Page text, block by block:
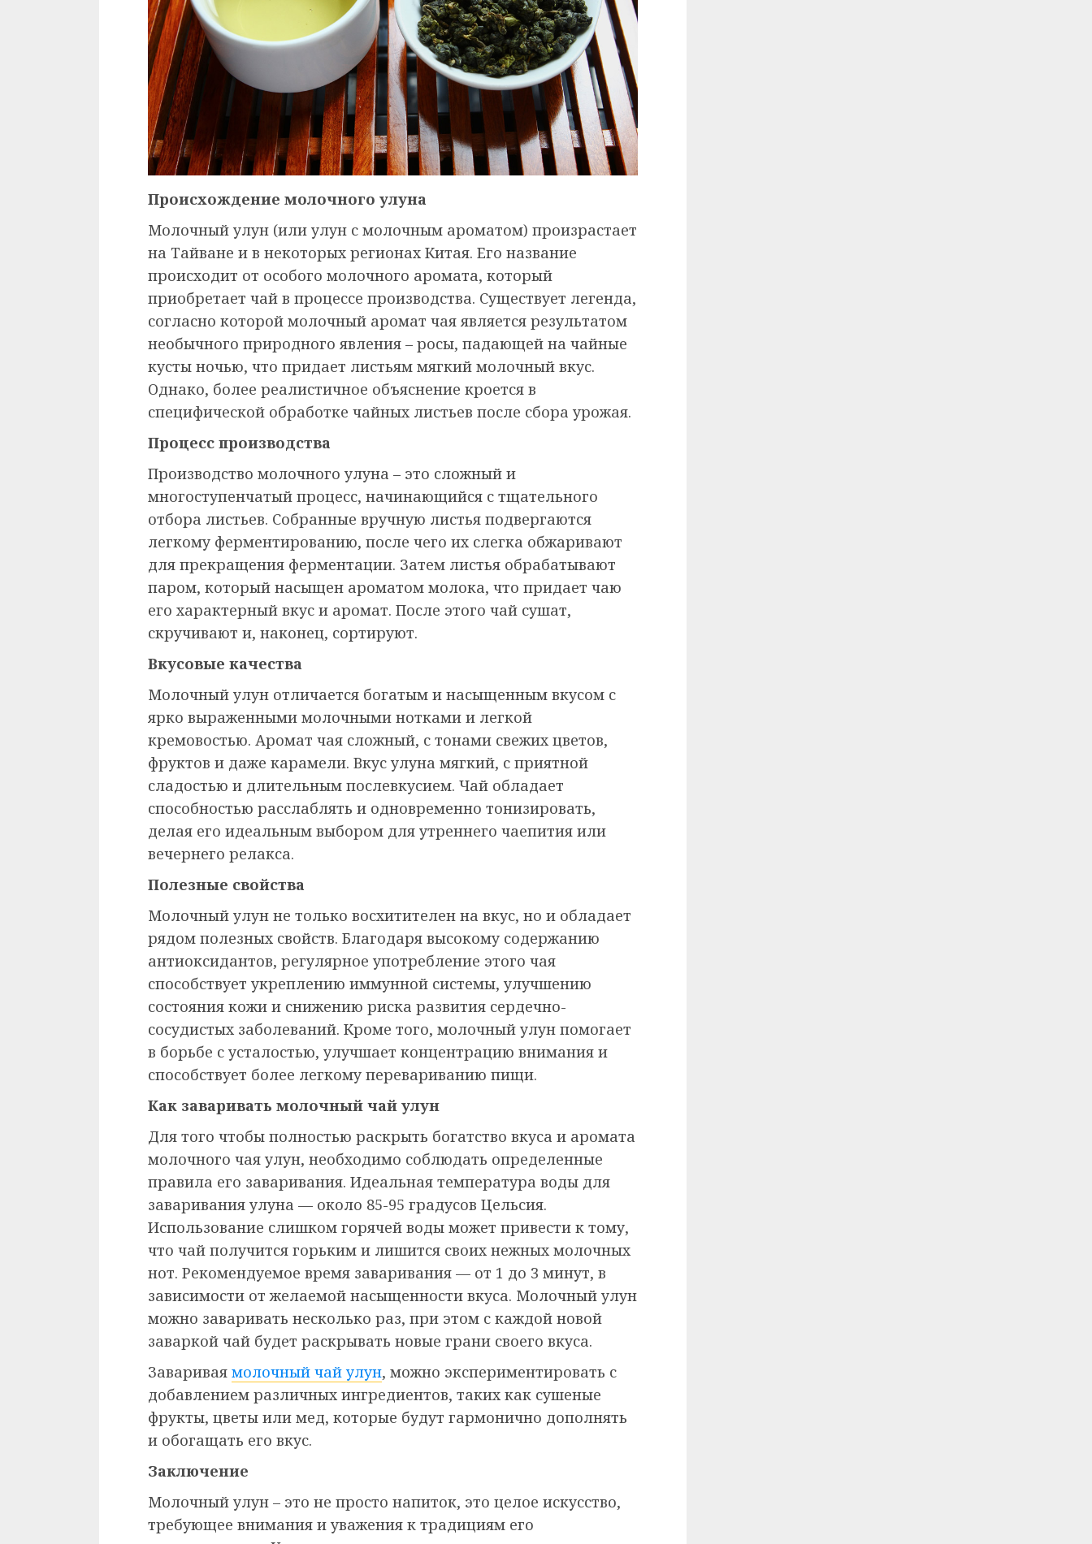
Происхождение молочного улуна
Молочный улун (или улун с молочным ароматом) произрастает
на Тайване и в некоторых регионах Китая. Его название
происходит от особого молочного аромата, который
приобретает чай в процессе производства. Существует легенда,
согласно которой молочный аромат чая является результатом
необычного природного явления – росы, падающей на чайные
кусты ночью, что придает листьям мягкий молочный вкус.
Однако, более реалистичное объяснение кроется в
специфической обработке чайных листьев после сбора урожая.
Процесс производства
Производство молочного улуна – это сложный и
многоступенчатый процесс, начинающийся с тщательного
отбора листьев. Собранные вручную листья подвергаются
легкому ферментированию, после чего их слегка обжаривают
для прекращения ферментации. Затем листья обрабатывают
паром, который насыщен ароматом молока, что придает чаю
его характерный вкус и аромат. После этого чай сушат,
скручивают и, наконец, сортируют.
Вкусовые качества
Молочный улун отличается богатым и насыщенным вкусом с
ярко выраженными молочными нотками и легкой
кремовостью. Аромат чая сложный, с тонами свежих цветов,
фруктов и даже карамели. Вкус улуна мягкий, с приятной
сладостью и длительным послевкусием. Чай обладает
способностью расслаблять и одновременно тонизировать,
делая его идеальным выбором для утреннего чаепития или
вечернего релакса.
Полезные свойства
Молочный улун не только восхитителен на вкус, но и обладает
рядом полезных свойств. Благодаря высокому содержанию
антиоксидантов, регулярное употребление этого чая
способствует укреплению иммунной системы, улучшению
состояния кожи и снижению риска развития сердечно-
сосудистых заболеваний. Кроме того, молочный улун помогает
в борьбе с усталостью, улучшает концентрацию внимания и
способствует более легкому перевариванию пищи.
Как заваривать молочный чай улун
Для того чтобы полностью раскрыть богатство вкуса и аромата
молочного чая улун, необходимо соблюдать определенные
правила его заваривания. Идеальная температура воды для
заваривания улуна — около 85-95 градусов Цельсия.
Использование слишком горячей воды может привести к тому,
что чай получится горьким и лишится своих нежных молочных
нот. Рекомендуемое время заваривания — от 1 до 3 минут, в
зависимости от желаемой насыщенности вкуса. Молочный улун
можно заваривать несколько раз, при этом с каждой новой
заваркой чай будет раскрывать новые грани своего вкуса.
Заваривая молочный чай улун, можно экспериментировать с
добавлением различных ингредиентов, таких как сушеные
фрукты, цветы или мед, которые будут гармонично дополнять
и обогащать его вкус.
Заключение
Молочный улун – это не просто напиток, это целое искусство,
требующее внимания и уважения к традициям его